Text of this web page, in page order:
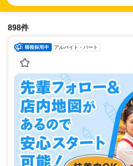
898件
アルバイト・パート